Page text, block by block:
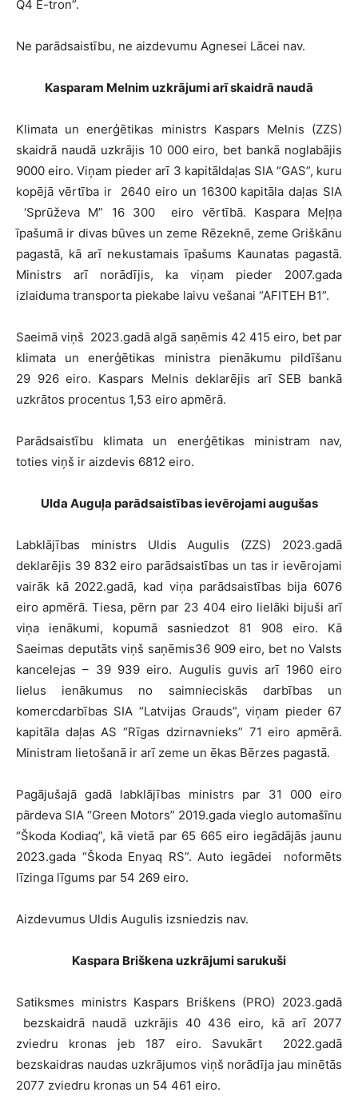
Q4 E-tron”.
Ne parādsaistību, ne aizdevumu Agnesei Lācei nav.
Kasparam Melnim uzkrājumi arī skaidrā naudā
Klimata un enerģētikas ministrs Kaspars Melnis (ZZS)
skaidrā naudā uzkrājis 10 000 eiro, bet bankā noglabājis
9000 eiro. Viņam pieder arī 3 kapitāldaļas SIA “GAS”, kuru
kopējā vērtība ir 2640 eiro un 16300 kapitāla daļas SIA
‘Sprūževa M” 16 300 eiro vērtībā. Kaspara Meļņa
īpašumā ir divas būves un zeme Rēzeknē, zeme Griškānu
pagastā, kā arī nekustamais īpašums Kaunatas pagastā.
Ministrs arī norādījis, ka viņam pieder 2007.gada
izlaiduma transporta piekabe laivu vešanai “AFITEH B1”.
Saeimā viņš 2023.gadā algā saņēmis 42 415 eiro, bet par
klimata un enerģētikas ministra pienākumu pildīšanu
29 926 eiro. Kaspars Melnis deklarējis arī SEB bankā
uzkrātos procentus 1,53 eiro apmērā.
Parādsaistību klimata un enerģētikas ministram nav,
toties viņš ir aizdevis 6812 eiro.
Ulda Auguļa parādsaistības ievērojami augušas
Labklājības ministrs Uldis Augulis (ZZS) 2023.gadā
deklarējis 39 832 eiro parādsaistības un tas ir ievērojami
vairāk kā 2022.gadā, kad viņa parādsaistības bija 6076
eiro apmērā. Tiesa, pērn par 23 404 eiro lielāki bijuši arī
viņa ienākumi, kopumā sasniedzot 81 908 eiro. Kā
Saeimas deputāts viņš saņēmis36 909 eiro, bet no Valsts
kancelejas – 39 939 eiro. Augulis guvis arī 1960 eiro
lielus ienākumus no saimnieciskās darbības un
komercdarbības SIA “Latvijas Grauds”, viņam pieder 67
kapitāla daļas AS “Rīgas dzirnavnieks” 71 eiro apmērā.
Ministram lietošanā ir arī zeme un ēkas Bērzes pagastā.
Pagājušajā gadā labklājības ministrs par 31 000 eiro
pārdeva SIA “Green Motors” 2019.gada vieglo automašīnu
“Škoda Kodiaq”, kā vietā par 65 665 eiro iegādājās jaunu
2023.gada “Škoda Enyaq RS”. Auto iegādei noformēts
līzinga līgums par 54 269 eiro.
Aizdevumus Uldis Augulis izsniedzis nav.
Kaspara Briškena uzkrājumi sarukuši
Satiksmes ministrs Kaspars Briškens (PRO) 2023.gadā
bezskaidrā naudā uzkrājis 40 436 eiro, kā arī 2077
zviedru kronas jeb 187 eiro. Savukārt 2022.gadā
bezskaidras naudas uzkrājumos viņš norādīja jau minētās
2077 zviedru kronas un 54 461 eiro.